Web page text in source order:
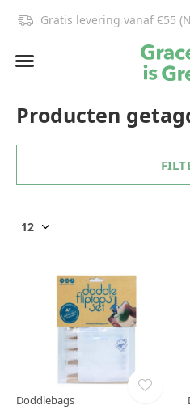
Gratis levering vanaf €55
Producten
Doddlebags